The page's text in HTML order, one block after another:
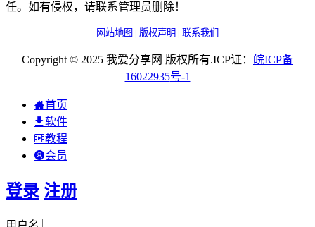
任。如有侵权，请联系管理员删除！
网站地图 | 版权声明 | 联系我们
Copyright © 2025 我爱分享网 版权所有.ICP证： 皖ICP备
16022935号-1
首页
软件
教程
会员
登录 注册